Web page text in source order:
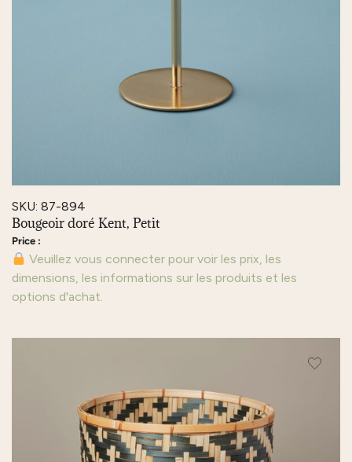
SKU: 87-894
Bougeoir doré Kent, Petit
Veuillez vous connecter pour voir les prix, les
dimensions, les informations sur les produits et les
options d'achat.